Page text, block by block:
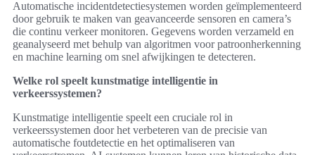
Automatische incidentdetectiesystemen worden geïmplementeerd
door gebruik te maken van geavanceerde sensoren en camera’s
die continu verkeer monitoren. Gegevens worden verzameld en
geanalyseerd met behulp van algoritmen voor patroonherkenning
en machine learning om snel afwijkingen te detecteren.
Welke rol speelt kunstmatige intelligentie in
verkeerssystemen?
Kunstmatige intelligentie speelt een cruciale rol in
verkeerssystemen door het verbeteren van de precisie van
automatische foutdetectie en het optimaliseren van